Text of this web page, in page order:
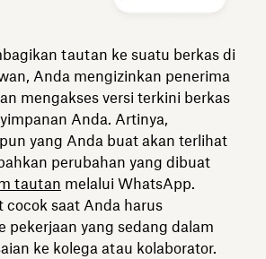
tautan ke suatu berkas di
Anda mengizinkan penerima
mengakses versi terkini berkas
Anda. Artinya,
yang Anda buat akan terlihat
perubahan yang dibuat
tautan melalui WhatsApp.
cocok saat Anda harus
pekerjaan yang sedang dalam
ke kolega atau kolaborator.